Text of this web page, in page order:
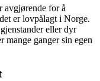
avgjørende for å
er lovpålagt i Norge.
eller dyr
mange ganger sin egen